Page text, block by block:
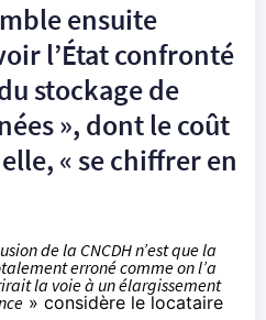
ensuite
l’État confronté
stockage de
», dont le coût
« se chiffrer en
de la CNCDH n’est que la
erroné comme on l’a
la voie à un élargissement
» considère le locataire